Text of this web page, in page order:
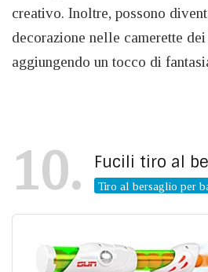
creativo. Inoltre, possono
decorazione nelle camerette
aggiungendo un tocco di
10 Fucili tiro al
Tiro al bersaglio per